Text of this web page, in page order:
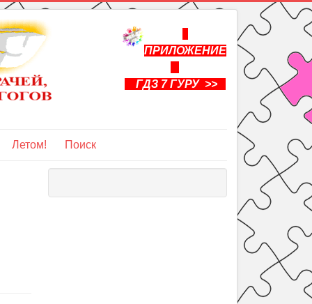
ПРИЛОЖЕНИЕ
ГДЗ 7 ГУРУ >>
Летом! Поиск